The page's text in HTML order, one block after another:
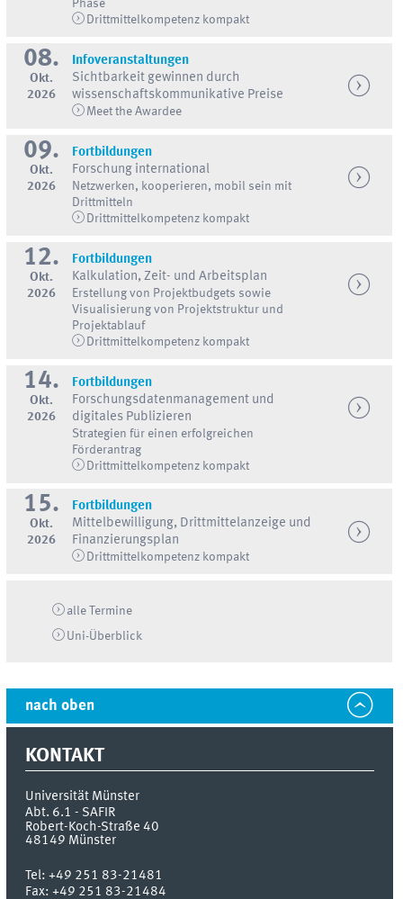
Phase
Drittmittelkompetenz kompakt
08.
Okt.
2026
Infoveranstaltungen
Sichtbarkeit gewinnen durch
wissenschaftskommunikative Preise
Meet the Awardee
09.
Okt.
2026
Fortbildungen
Forschung international
Netzwerken, kooperieren, mobil sein mit
Drittmitteln
Drittmittelkompetenz kompakt
12.
Okt.
2026
Fortbildungen
Kalkulation, Zeit- und Arbeitsplan
Erstellung von Projektbudgets sowie
Visualisierung von Projektstruktur und
Projektablauf
Drittmittelkompetenz kompakt
14.
Okt.
2026
Fortbildungen
Forschungsdatenmanagement und
digitales Publizieren
Strategien für einen erfolgreichen
Förderantrag
Drittmittelkompetenz kompakt
15.
Okt.
2026
Fortbildungen
Mittelbewilligung, Drittmittelanzeige und
Finanzierungsplan
Drittmittelkompetenz kompakt
alle Termine
Uni-Überblick
nach oben
KONTAKT
Universität Münster
Abt. 6.1 - SAFIR
Robert-Koch-Straße 40
48149 Münster
Tel:+49 251 83-21481
Fax:+49 251 83-21484